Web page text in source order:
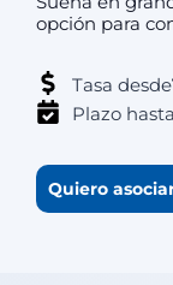
opción para
Tasa desde
Plazo hasta
Quiero